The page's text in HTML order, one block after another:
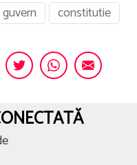
guvern constitutie